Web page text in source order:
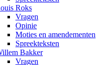
Roks
Vragen
Opinie
Moties en amendementen
Spreekteksten
Bakker
Vragen